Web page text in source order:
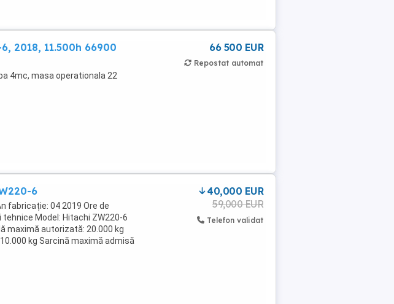
2018, 11.500h 66900
4mc, masa operationala 22
66 500 EUR
Repostat automat
6
fabricație: 04 2019 Ore de
Model: Hitachi ZW220-6
maximă autorizată: 20.000 kg
kg Sarcină maximă admisă
40,000 EUR
59,000 EUR
Telefon validat